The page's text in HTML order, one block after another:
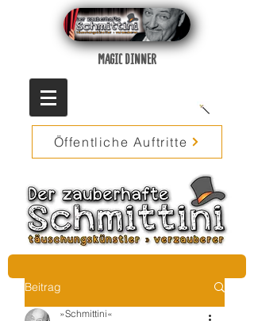
MAGIC DINNER
Öffentliche Auftritte
Beitrag
»Schmittini«